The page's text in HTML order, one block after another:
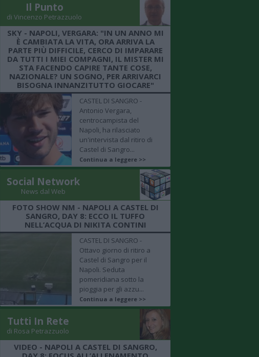
Il Punto
di Vincenzo Petrazzuolo
SKY - NAPOLI, VERGARA: "IN UN ANNO MI
È CAMBIATA LA VITA, ORA ARRIVA LA
PARTE PIÙ DIFFICILE, CERCO DI IMPARARE
DA TUTTI I MIEI COMPAGNI, IL MISTER MI
STA FACENDO CAPIRE TANTE COSE,
NAZIONALE? UN SOGNO, PER ARRIVARCI
BISOGNA INNANZITUTTO GIOCARE"
CASTEL DI SANGRO -
Antonio Vergara,
centrocampista del
Napoli, ha rilasciato
un'intervista dal ritiro di
Castel di Sangro...
Continua a leggere >>
Social Network
News dal Web
FOTO SHOW NM - NAPOLI A CASTEL DI
SANGRO, DAY 8: ECCO IL TUFFO
NELL’ACQUA DI NIKITA CONTINI
CASTEL DI SANGRO -
Ottavo giorno di ritiro a
Castel di Sangro per il
Napoli. Seduta
pomeridiana sotto la
pioggia per gli azzu...
Continua a leggere >>
Tutti In Rete
di Rosa Petrazzuolo
VIDEO - NAPOLI A CASTEL DI SANGRO,